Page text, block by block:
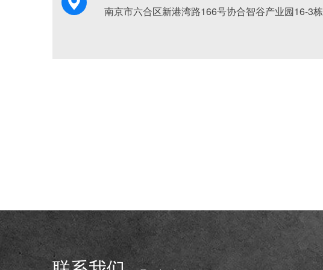
南京市六合区新港湾路166号协合智谷产业园16-3栋